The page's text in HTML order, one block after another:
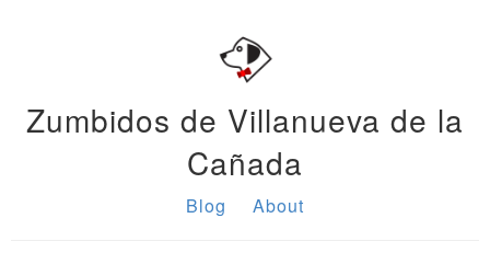
Zumbidos de Villanueva de la
Cañada
Blog About